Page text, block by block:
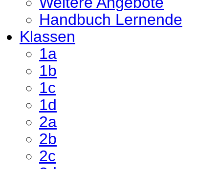
Handbuch Lernende
Klassen
1a
1b
1c
1d
2a
2b
2c